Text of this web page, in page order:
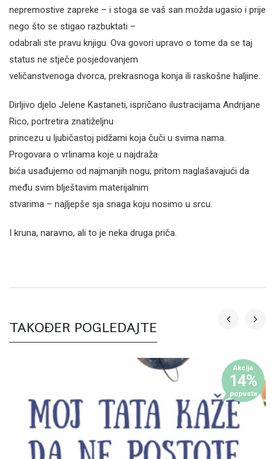
nepremostive zapreke – i stoga se vaš san možda ugasio i prije
nego što se stigao razbuktati –
odabrali ste pravu knjigu. Ova govori upravo o tome da se taj
status ne stječe posjedovanjem
veličanstvenoga dvorca, prekrasnoga konja ili raskošne haljine.
Dirljivo djelo Jelene Kastaneti, ispričano ilustracijama Andrijane
Rico, portretira znatiželjnu
princezu u ljubičastoj pidžami koja čuči u svima nama.
Progovara o vrlinama koje u najdraža
bića usađujemo od najmanjih nogu, pritom naglašavajući da
među svim blještavim materijalnim
stvarima – najljepše sja snaga koju nosimo u srcu.
I kruna, naravno, ali to je neka druga priča.
TAKOĐER POGLEDAJTE
Akcija
14%
popusta